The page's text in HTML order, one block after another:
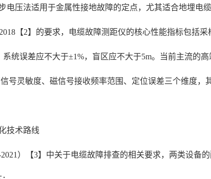
压法适用于金属性接地故障的定点，尤其适合地埋电
【2】的要求，电缆故障测距仪的核心性能指标包括
统误差应不大于±1%，盲区应不大于5m。当前主流的
号灵敏度、磁信号接收频率范围、定位误差三个维度
技术路线
）【3】中关于电缆故障排查的相关要求，两类设